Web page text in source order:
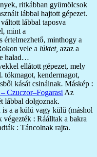
ritkábban gyümölcsok
lábbal hajtott gépezet.
lábbal taposva
mint a
értelmezhető, minthogy a
vele a lüktet, azaz a
halad…
ellátott gépezet, mely
tökmagot, kendermagot,
kását csinálnak. Máskép :
Czuczor–FogarasiAz
lábbal dolgoznak.
is a a külü vagy külű (máshol
végezték : Ráálltak a bakra
: Táncolnak rajta.